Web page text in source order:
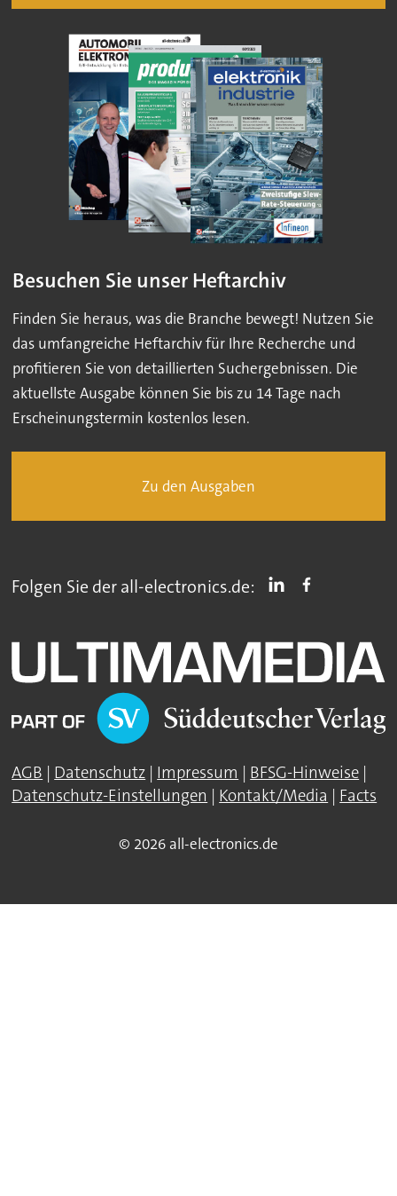
Besuchen Sie unser Heftarchiv
Finden Sie heraus, was die Branche bewegt! Nutzen Sie
das umfangreiche Heftarchiv für Ihre Recherche und
profitieren Sie von detaillierten Suchergebnissen. Die
aktuellste Ausgabe können Sie bis zu 14 Tage nach
Erscheinungstermin kostenlos lesen.
Zu den Ausgaben
Folgen Sie der all-electronics.de:
AGB | Datenschutz | Impressum | BFSG-Hinweise |
Datenschutz-Einstellungen | Kontakt/Media | Facts
© 2026 all-electronics.de